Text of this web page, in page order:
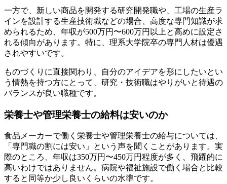
一方で、新しい商品を開発する研究開発職や、工場の生産ラ
インを設計する生産技術職などの場合、高度な専門知識が求
められるため、年収が500万円〜600万円以上と高めに設定さ
れる傾向があります。特に、理系大学院卒の専門人材は優遇
されやすいです。
ものづくりに直接関わり、自分のアイデアを形にしたいとい
う情熱を持つ方にとって、研究・技術職はやりがいと待遇の
バランスが良い職種です。
栄養士や管理栄養士の給料は安いのか
食品メーカーで働く栄養士や管理栄養士の給与については、
「専門職の割には安い」という声を聞くことがあります。実
際のところ、年収は350万円〜450万円程度が多く、飛躍的に
高いわけではありません。病院や福祉施設で働く場合と比較
すると同等か少し良いくらいの水準です。